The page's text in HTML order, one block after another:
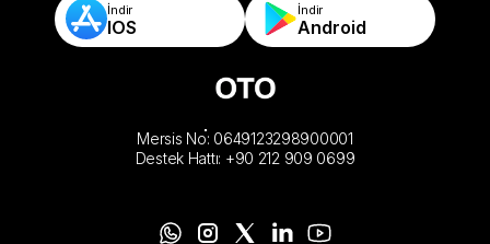
İndir
IOS
İndir
Android
Mersis No: 0649123298900001
Destek Hattı: +90 212 909 0699